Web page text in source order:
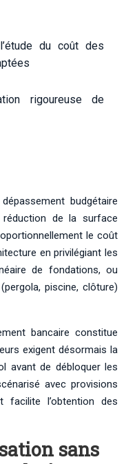
du coût des
rigoureuse de
budgétaire
de la surface
le coût
en privilégiant les
de fondations, ou
piscine, clôture)
bancaire constitue
exigent désormais la
avant de débloquer les
avec provisions
l’obtention des
sans